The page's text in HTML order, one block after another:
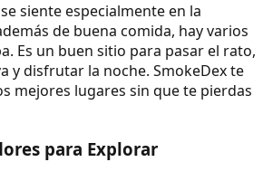
siente especialmente en la
de buena comida, hay varios
Es un buen sitio para pasar el rato,
y disfrutar la noche. SmokeDex te
mejores lugares sin que te pierdas
para Explorar